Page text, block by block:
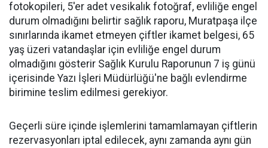
fotokopileri, 5'er adet vesikalık fotoğraf, evliliğe engel
durum olmadığını belirtir sağlık raporu, Muratpaşa ilçe
sınırlarında ikamet etmeyen çiftler ikamet belgesi, 65
yaş üzeri vatandaşlar için evliliğe engel durum
olmadığını gösterir Sağlık Kurulu Raporunun 7 iş günü
içerisinde Yazı İşleri Müdürlüğü'ne bağlı evlendirme
birimine teslim edilmesi gerekiyor.
Geçerli süre içinde işlemlerini tamamlamayan çiftlerin
rezervasyonları iptal edilecek, aynı zamanda aynı gün